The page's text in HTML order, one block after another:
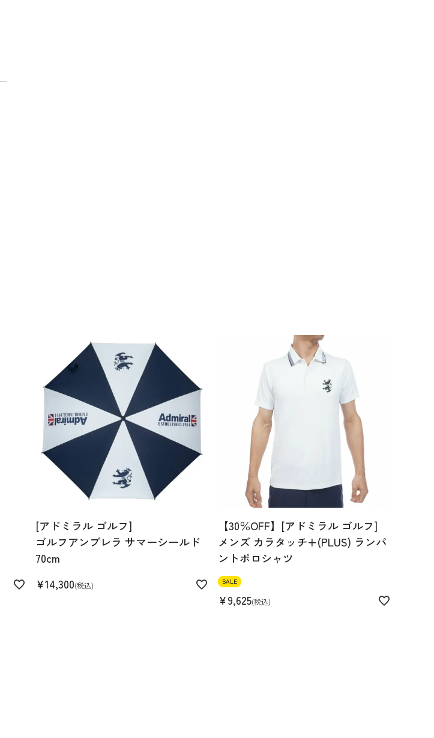
[アドミラル ゴルフ]
ゴルフアンブレラ サマーシールド
70cm
¥14,300 税込
【30％OFF】[アドミラル ゴルフ]
メンズ カラタッチ+(PLUS) ランパ
ントポロシャツ
SALE
¥9,625 税込